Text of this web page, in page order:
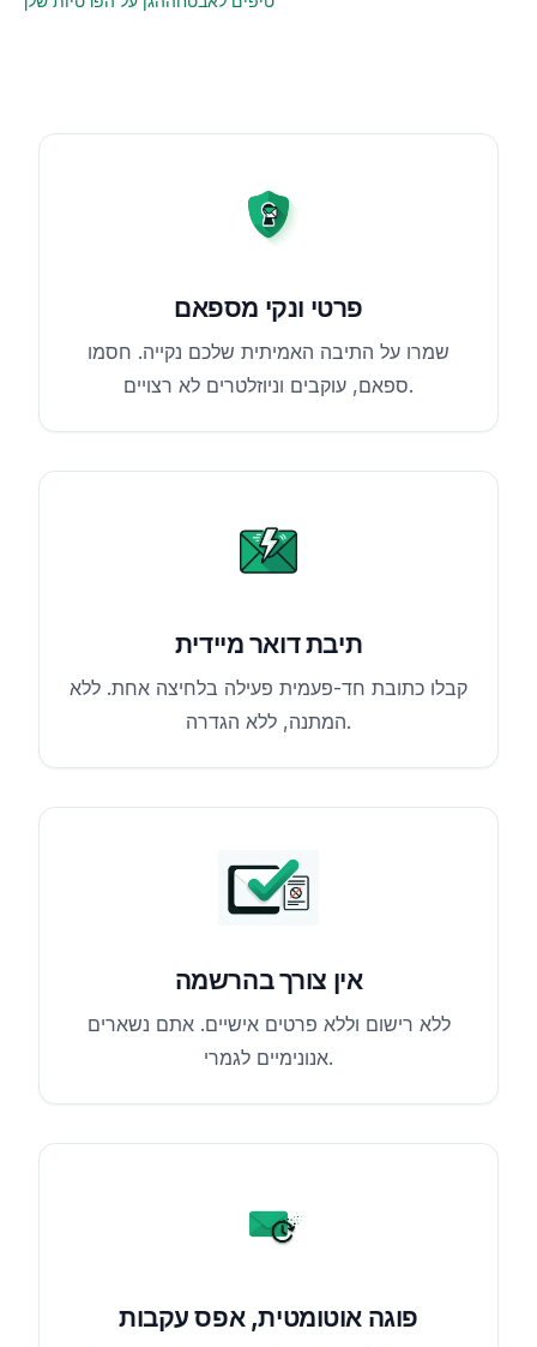
פרטי ונקי מספאם
שמרו על התיבה האמיתית שלכם נקייה. חסמו
ספאם, עוקבים וניוזלטרים לא רצויים.
תיבת דואר מיידית
קבלו כתובת חד-פעמית פעילה בלחיצה אחת. ללא
המתנה, ללא הגדרה.
אין צורך בהרשמה
ללא רישום וללא פרטים אישיים. אתם נשארים
אנונימיים לגמרי.
פוגה אוטומטית, אפס עקבות